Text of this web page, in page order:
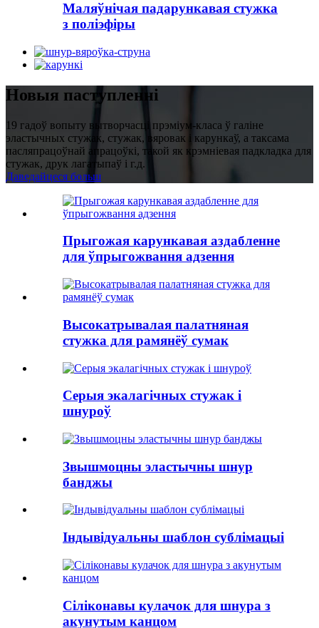
Маляўнічая падарункавая стужка
з поліэфіры
Новыя паступленні
19 гадоў вопыту вытворчасці прэміум-класа ў галіне
эластычных стужак, стужак, вяровак і карункаў, а таксама
пасляпрацоўнай апрацоўкі, такой як крэмніевая падкладка для
стужак, друк лагатыпаў і г.д.
Даведайцеся больш
Прыгожая карункавая аздабленне
для ўпрыгожвання адзення
Высокатрывалая палатняная
стужка для рамянёў сумак
Серыя экалагічных стужак і
шнуроў
Звышмоцны эластычны шнур
банджы
Індывідуальны шаблон сублімацыі
Сіліконавы кулачок для шнура з
акунутым канцом